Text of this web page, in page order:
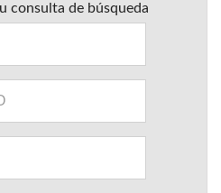
consulta de búsqueda